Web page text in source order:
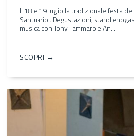
Il 18 e 19 luglio la tradizionale festa
Santuario". Degustazioni, stand
musica con Tony Tammaro e An...
SCOPRI →